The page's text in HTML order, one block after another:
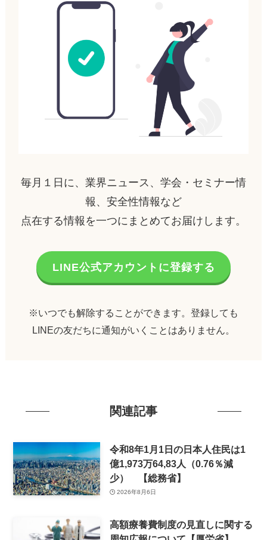
毎月１日に、業界ニュース、学会・セミナー情
報、安全性情報など
点在する情報を一つにまとめてお届けします。
LINE公式アカウントに登録する
※いつでも解除することができます。登録しても
LINEの友だちに通知がいくことはありません。
関連記事
令和8年1月1日の日本人住民は1
億1,973万64,83人（0.76％減
少） 【総務省】
2026年8月6日
高額療養費制度の見直しに関する